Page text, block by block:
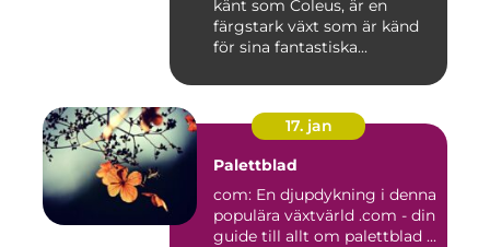
känt som Coleus, är en
färgstark växt som är känd
för sina fantastiska...
17. jan
Palettblad
com: En djupdykning i denna
populära växtvärld .com - din
guide till allt om palettblad ...